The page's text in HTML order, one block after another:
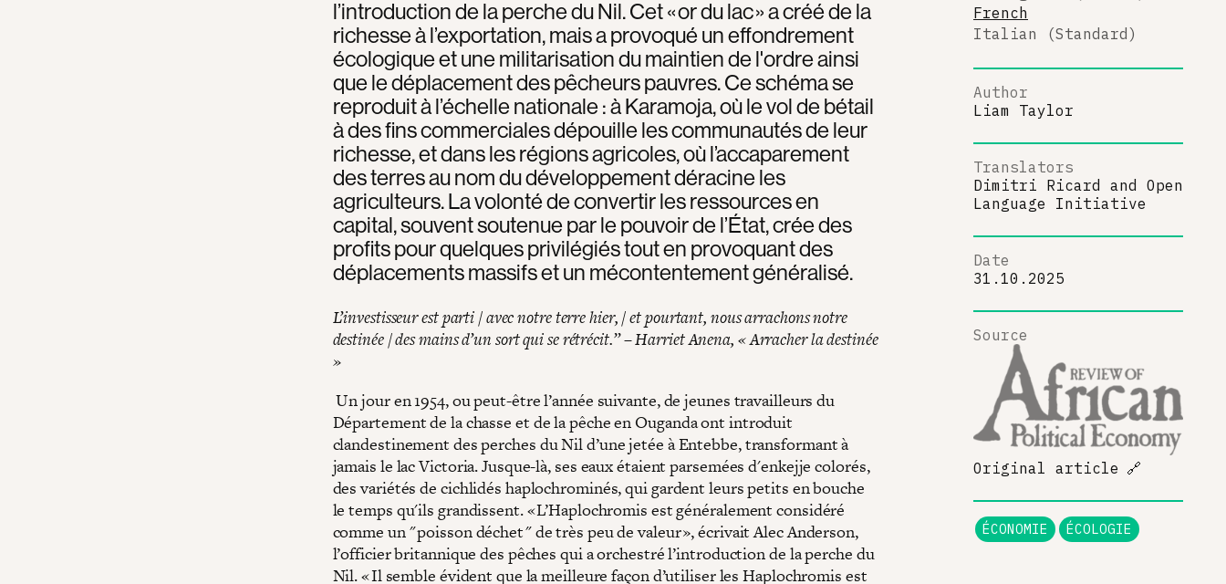
l’introduction de la perche du Nil. Cet « or du lac » a créé de la
richesse à l’exportation, mais a provoqué un effondrement
écologique et une militarisation du maintien de l'ordre ainsi
que le déplacement des pêcheurs pauvres. Ce schéma se
reproduit à l’échelle nationale : à Karamoja, où le vol de bétail
à des fins commerciales dépouille les communautés de leur
richesse, et dans les régions agricoles, où l’accaparement
des terres au nom du développement déracine les
agriculteurs. La volonté de convertir les ressources en
capital, souvent soutenue par le pouvoir de l’État, crée des
profits pour quelques privilégiés tout en provoquant des
déplacements massifs et un mécontentement généralisé.
L’investisseur est parti / avec notre terre hier, / et pourtant, nous arrachons notre
destinée / des mains d’un sort qui se rétrécit.” – Harriet Anena, « Arracher la destinée
»
Un jour en 1954, ou peut-être l’année suivante, de jeunes travailleurs du
Département de la chasse et de la pêche en Ouganda ont introduit
clandestinement des perches du Nil d’une jetée à Entebbe, transformant à
jamais le lac Victoria. Jusque-là, ses eaux étaient parsemées d'enkejje colorés,
des variétés de cichlidés haplochrominés, qui gardent leurs petits en bouche
le temps qu'ils grandissent. « L’Haplochromis est généralement considéré
comme un " poisson déchet " de très peu de valeur », écrivait Alec Anderson,
l’officier britannique des pêches qui a orchestré l’introduction de la perche du
Nil. « Il semble évident que la meilleure façon d’utiliser les Haplochromis est
French
Italian (Standard)
Author
Liam Taylor
Translators
Dimitri Ricard
and Open
Language Initiative
Date
31.10.2025
Source
Original article 🔗
ÉCONOMIE ÉCOLOGIE